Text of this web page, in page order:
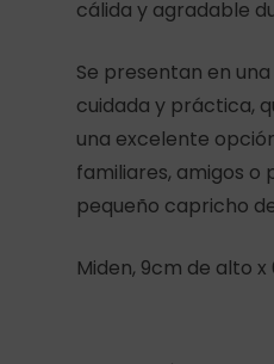
cálida y agradable
Se presentan en
cuidada y práctica,
una excelente
familiares, amigos o
pequeño capricho
Miden, 9cm de alto